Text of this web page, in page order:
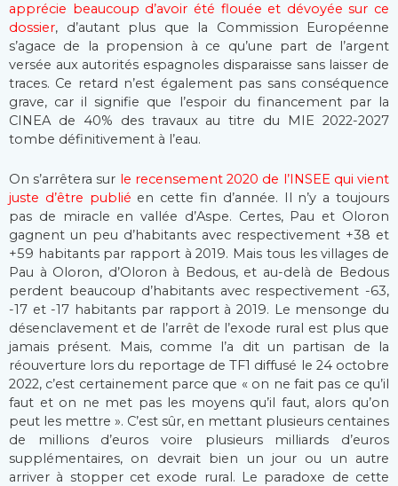
apprécie beaucoup d’avoir été flouée et dévoyée sur ce
dossier, d’autant plus que la Commission Européenne
s’agace de la propension à ce qu’une part de l’argent
versée aux autorités espagnoles disparaisse sans laisser de
traces. Ce retard n’est également pas sans conséquence
grave, car il signifie que l’espoir du financement par la
CINEA de 40% des travaux au titre du MIE 2022-2027
tombe définitivement à l’eau.
On s’arrêtera sur le recensement 2020 de l’INSEE qui vient
juste d’être publié en cette fin d’année. Il n’y a toujours
pas de miracle en vallée d’Aspe. Certes, Pau et Oloron
gagnent un peu d’habitants avec respectivement +38 et
+59 habitants par rapport à 2019. Mais tous les villages de
Pau à Oloron, d’Oloron à Bedous, et au-delà de Bedous
perdent beaucoup d’habitants avec respectivement -63,
-17 et -17 habitants par rapport à 2019. Le mensonge du
désenclavement et de l’arrêt de l’exode rural est plus que
jamais présent. Mais, comme l’a dit un partisan de la
réouverture lors du reportage de TF1 diffusé le 24 octobre
2022, c’est certainement parce que « on ne fait pas ce qu’il
faut et on ne met pas les moyens qu’il faut, alors qu’on
peut les mettre ». C’est sûr, en mettant plusieurs centaines
de millions d’euros voire plusieurs milliards d’euros
supplémentaires, on devrait bien un jour ou un autre
arriver à stopper cet exode rural. Le paradoxe de cette